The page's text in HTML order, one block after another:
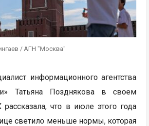
/ АГН "Москва"
информационного агентства
Татьяна Позднякова в своем
что в июле этого года
светило меньше нормы, которая